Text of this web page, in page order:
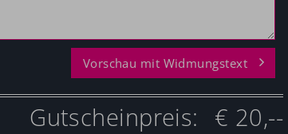
Vorschau mit Widmungstext
Gutscheinpreis: € 20,--